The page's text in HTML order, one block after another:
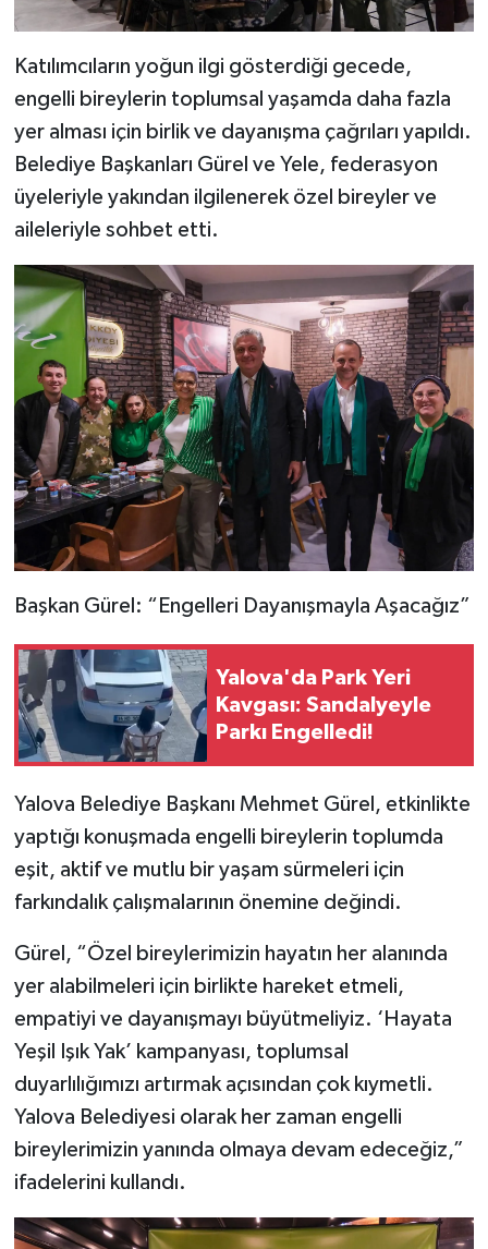
Katılımcıların yoğun ilgi gösterdiği gecede,
engelli bireylerin toplumsal yaşamda daha fazla
yer alması için birlik ve dayanışma çağrıları yapıldı.
Belediye Başkanları Gürel ve Yele, federasyon
üyeleriyle yakından ilgilenerek özel bireyler ve
aileleriyle sohbet etti.
Başkan Gürel: “Engelleri Dayanışmayla Aşacağız”
Yalova'da Park Yeri
Kavgası: Sandalyeyle
Parkı Engelledi!
Yalova Belediye Başkanı Mehmet Gürel, etkinlikte
yaptığı konuşmada engelli bireylerin toplumda
eşit, aktif ve mutlu bir yaşam sürmeleri için
farkındalık çalışmalarının önemine değindi.
Gürel, “Özel bireylerimizin hayatın her alanında
yer alabilmeleri için birlikte hareket etmeli,
empatiyi ve dayanışmayı büyütmeliyiz. ‘Hayata
Yeşil Işık Yak’ kampanyası, toplumsal
duyarlılığımızı artırmak açısından çok kıymetli.
Yalova Belediyesi olarak her zaman engelli
bireylerimizin yanında olmaya devam edeceğiz,”
ifadelerini kullandı.